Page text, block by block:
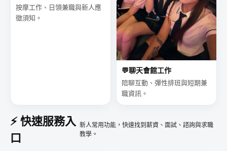
按摩工作、日領兼職與新人應
徵須知。
💬聊天會館工作
陪聊互動、彈性排班與短期兼
職資訊。
⚡ 快速服務入
口
新人常用功能，快速找到薪資、面試、諮詢與求職
教學。